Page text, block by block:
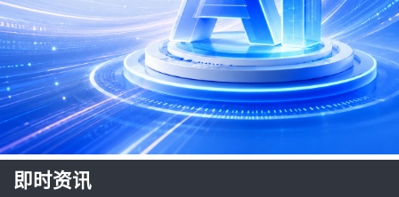
即时资讯